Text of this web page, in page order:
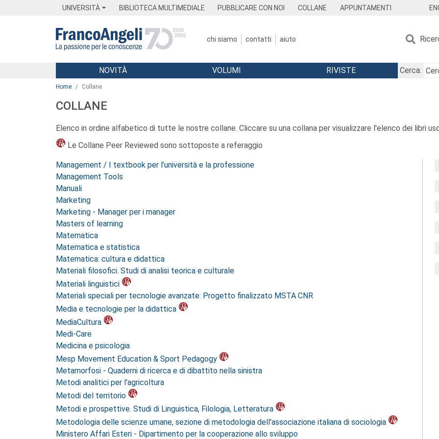
UNIVERSITÀ BIBLIOTECA MULTIMEDIALE PUBBLICARE CON NOI COLLANE APPUNTAMENTI
chi siamo contatti aiuto
Menu
NOVITÀ VOLUMI RIVISTE
Cerca:
Home Collane
COLLANE
Elenco in ordine alfabetico di tutte le nostre collane. Cliccare su una collana per visualizzare l'elenco dei libri
Le Collane Peer Reviewed sono sottoposte a referaggio
Management / I textbook per l’università e la professione
Management Tools
Manuali
Marketing
Marketing - Manager per i manager
Masters of learning
Matematica
Matematica e statistica
Matematica: cultura e didattica
Materiali filosofici. Studi di analisi teorica e culturale
Materiali linguistici
Materiali speciali per tecnologie avanzate: Progetto finalizzato MSTA CNR
Media e tecnologie per la didattica
MediaCultura
Medi-Care
Medicina e psicologia
Mesp Movement Education & Sport Pedagogy
Metamorfosi - Quaderni di ricerca e di dibattito nella sinistra
Metodi analitici per l'agricoltura
Metodi del territorio
Metodi e prospettive. Studi di Linguistica, Filologia, Letteratura
Metodologia delle scienze umane, sezione di metodologia dell'associazione italiana di sociologia
Ministero Affari Esteri - Dipartimento per la cooperazione allo sviluppo